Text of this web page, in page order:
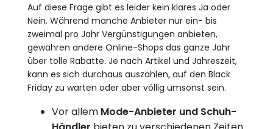
Auf diese Frage gibt es leider kein klares Ja oder
Nein. Während manche Anbieter nur ein- bis
zweimal pro Jahr Vergünstigungen anbieten,
gewähren andere Online-Shops das ganze Jahr
über tolle Rabatte. Je nach Artikel und Jahreszeit,
kann es sich durchaus auszahlen, auf den Black
Friday zu warten oder aber völlig umsonst sein.
Vor allem Mode-Anbieter und Schuh-